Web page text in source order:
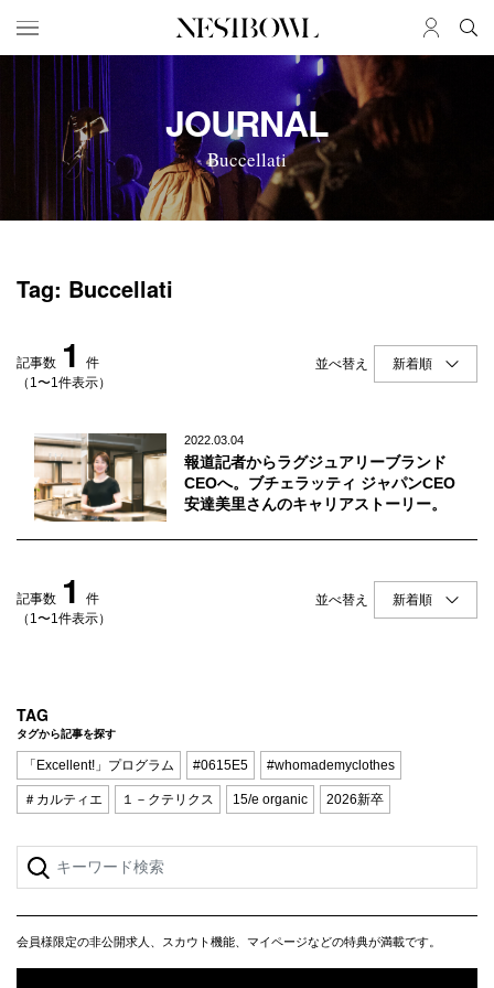
HOME
求人検索
新着求人
ブランド一覧
インタビュー
ニュース＆イベント
データ
SERVICE
初めての方へ
Q&A
企業担当の方へ
ログイン
会員登録
JOURNAL
Buccellati
Tag: Buccellati
記事数 1
件
（1〜1件表示）
並べ替え
2022.03.04
報道記者からラグジュアリーブランド
CEOへ。ブチェラッティ ジャパンCEO
安達美里さんのキャリアストーリー。
記事数 1
件
（1〜1件表示）
並べ替え
TAG
タグから記事を探す
「Excellent!」プログラム #0615E5 #whomademyclothes
＃カルティエ １－クテリクス 15/e organic 2026新卒
会員様限定の非公開求人、スカウト機能、マイページなどの特典が満載です。